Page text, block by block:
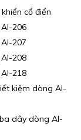
cổ điển
206
207
208
218
kiệm dòng AI-
dây dòng AI-